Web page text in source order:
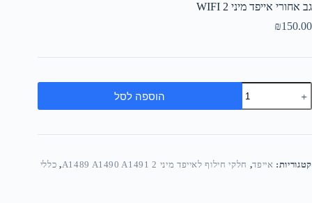
גב אחורי אייפד מיני 2 WIFI
₪150.00
הוספה לסל
קטגוריות: אייפד, חלקי חילוף לאייפד מיני 2 A1489 A1490 A1491 , כללי